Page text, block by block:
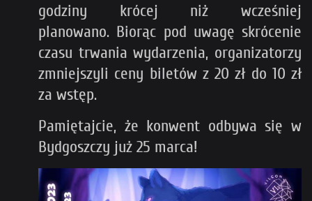
godziny krócej niż wcześniej
planowano. Biorąc pod uwagę skrócenie
czasu trwania wydarzenia, organizatorzy
zmniejszyli ceny biletów z 20 zł do 10 zł
za wstęp.
Pamiętajcie, że konwent odbywa się w
Bydgoszczy już 25 marca!